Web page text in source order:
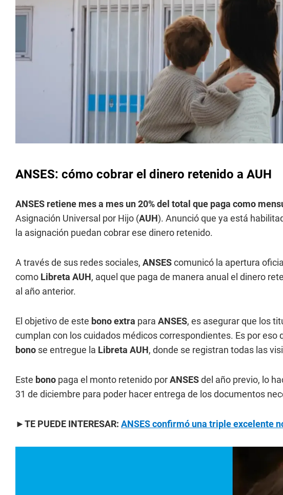
ANSES: cómo cobrar el dinero retenido a AUH
ANSES retiene mes a mes un 20% del total que paga como
Asignación Universal por Hijo (AUH). Anunció que ya está
la asignación puedan cobrar ese dinero retenido.
A través de sus redes sociales, ANSEScomunicó la apertura
como Libreta AUH, aquel que paga de manera anual el dinero
al año anterior.
El objetivo de este bono extra para ANSES, es asegurar que los
cumplan con los cuidados médicos correspondientes. Es por eso
bono se entregue la Libreta AUH, donde se registran todas las
Este bono paga el monto retenido porANSESdel año previo, lo
31 de diciembre para poder hacer entrega de los documentos
►TE PUEDE INTERESAR: ANSES confirmó una triple excelente